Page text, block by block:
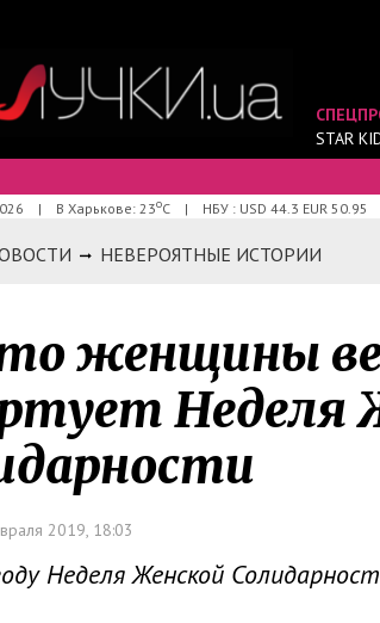
STAR
| В Харькове: 23оС | НБУ : USD 44.3 EUR 50.95
НЕВЕРОЯТНЫЕ ИСТОРИИ
женщины
Неделя
2019, 18:03
Неделя Женской